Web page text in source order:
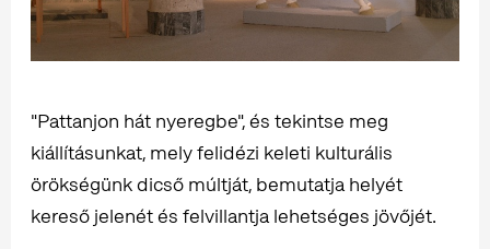
"Pattanjon hát nyeregbe", és tekintse meg
kiállításunkat, mely felidézi keleti kulturális
örökségünk dicső múltját, bemutatja helyét
kereső jelenét és felvillantja lehetséges jövőjét.